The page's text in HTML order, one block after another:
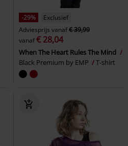
-29%
Exclusief
Adviesprijs vanaf€ 39,99
vanaf€ 28,04
When The Heart Rules The Mind
Black Premium by EMP
T-shirt